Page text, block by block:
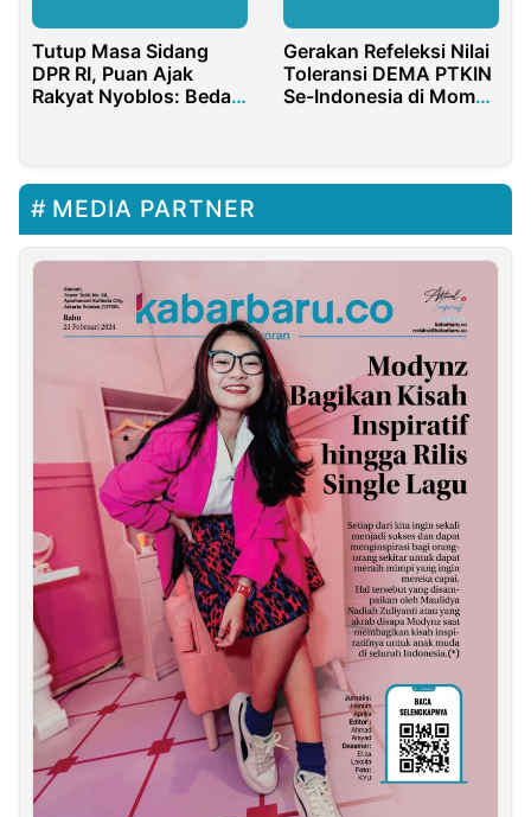
Tutup Masa Sidang
DPR RI, Puan Ajak
Rakyat Nyoblos: Beda
Gerakan Refeleksi Nilai
Toleransi DEMA PTKIN
Se-Indonesia di Momen
MEDIA PARTNER